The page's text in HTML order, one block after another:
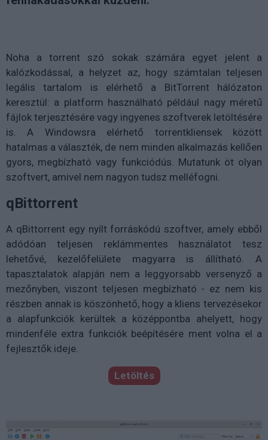
Noha a torrent szó sokak számára egyet jelent a
kalózkodással, a helyzet az, hogy számtalan teljesen
legális tartalom is elérhető a BitTorrent hálózaton
keresztül: a platform használható például nagy méretű
fájlok terjesztésére vagy ingyenes szoftverek letöltésére
is. A Windowsra elérhető torrentkliensek között
hatalmas a választék, de nem minden alkalmazás kellően
gyors, megbízható vagy funkciódús. Mutatunk öt olyan
szoftvert, amivel nem nagyon tudsz melléfogni.
qBittorrent
A qBittorrent egy nyílt forráskódú szoftver, amely ebből
adódóan teljesen reklámmentes használatot tesz
lehetővé, kezelőfelülete magyarra is állítható. A
tapasztalatok alapján nem a leggyorsabb versenyző a
mezőnyben, viszont teljesen megbízható - ez nem kis
részben annak is köszönhető, hogy a kliens tervezésekor
a alapfunkciók kerültek a középpontba ahelyett, hogy
mindenféle extra funkciók beépítésére ment volna el a
fejlesztők ideje.
Letöltés